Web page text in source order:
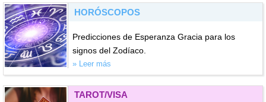
HORÓSCOPOS
Predicciones de Esperanza Gracia para los
signos del Zodíaco.
» Leer más
TAROT/VISA